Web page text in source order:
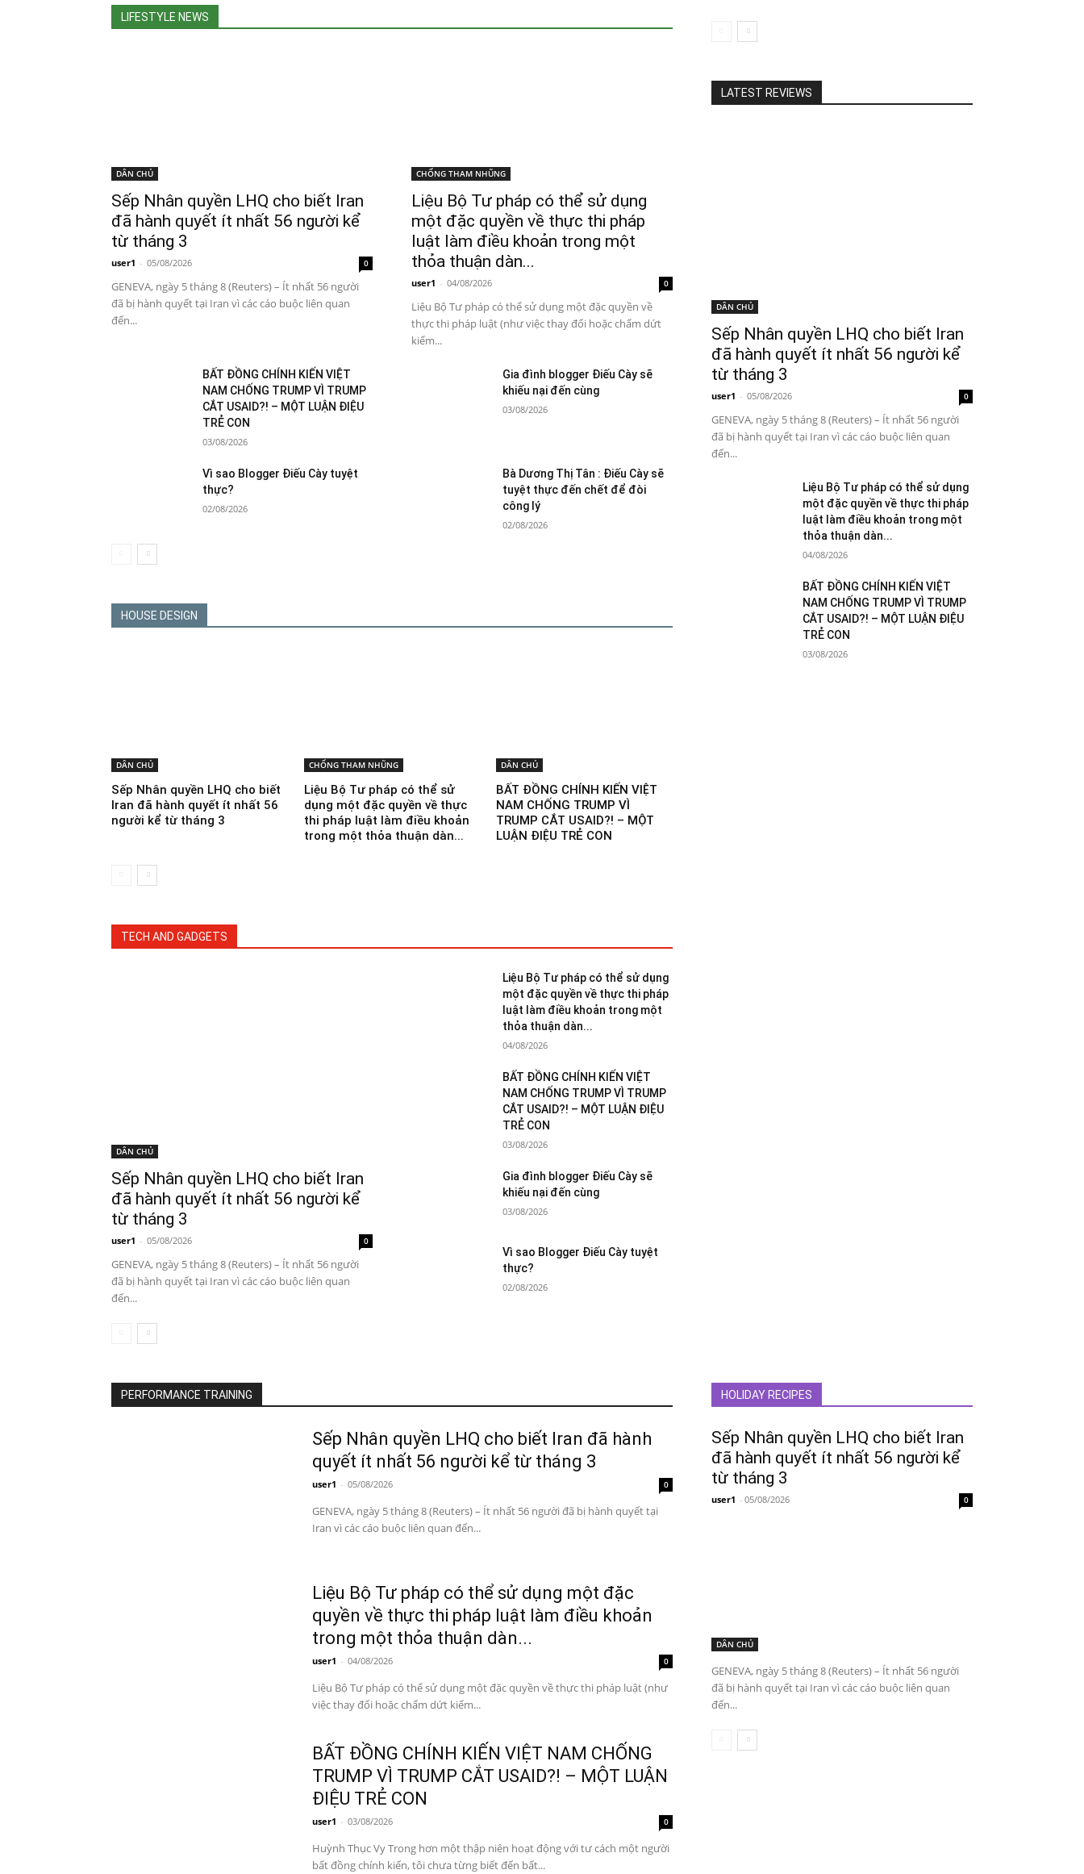
LIFESTYLE NEWS
DÂN CHỦ
Sếp Nhân quyền LHQ cho biết Iran
đã hành quyết ít nhất 56 người kể
từ tháng 3
user1 - 05/08/2026 0
GENEVA, ngày 5 tháng 8 (Reuters) – Ít nhất 56 người
đã bị hành quyết tại Iran vì các cáo buộc liên quan
đến...
CHỐNG THAM NHŨNG
Liệu Bộ Tư pháp có thể sử dụng
một đặc quyền về thực thi pháp
luật làm điều khoản trong một
thỏa thuận dàn...
user1 - 04/08/2026 0
Liệu Bộ Tư pháp có thể sử dụng một đặc quyền về
thực thi pháp luật (như việc thay đổi hoặc chấm dứt
kiểm...
BẤT ĐỒNG CHÍNH KIẾN VIỆT
NAM CHỐNG TRUMP VÌ TRUMP
CẮT USAID?! – MỘT LUẬN ĐIỆU
TRẺ CON
03/08/2026
Gia đình blogger Điếu Cày sẽ
khiếu nại đến cùng
03/08/2026
Vì sao Blogger Điếu Cày tuyệt
thực?
02/08/2026
Bà Dương Thị Tân : Điếu Cày sẽ
tuyệt thực đến chết để đòi
công lý
02/08/2026
HOUSE DESIGN
DÂN CHỦ
Sếp Nhân quyền LHQ cho biết
Iran đã hành quyết ít nhất 56
người kể từ tháng 3
CHỐNG THAM NHŨNG
Liệu Bộ Tư pháp có thể sử
dụng một đặc quyền về thực
thi pháp luật làm điều khoản
trong một thỏa thuận dàn...
DÂN CHỦ
BẤT ĐỒNG CHÍNH KIẾN VIỆT
NAM CHỐNG TRUMP VÌ
TRUMP CẮT USAID?! – MỘT
LUẬN ĐIỆU TRẺ CON
TECH AND GADGETS
DÂN CHỦ
Sếp Nhân quyền LHQ cho biết Iran
đã hành quyết ít nhất 56 người kể
từ tháng 3
user1 - 05/08/2026 0
GENEVA, ngày 5 tháng 8 (Reuters) – Ít nhất 56 người
đã bị hành quyết tại Iran vì các cáo buộc liên quan
đến...
Liệu Bộ Tư pháp có thể sử dụng
một đặc quyền về thực thi pháp
luật làm điều khoản trong một
thỏa thuận dàn...
04/08/2026
BẤT ĐỒNG CHÍNH KIẾN VIỆT
NAM CHỐNG TRUMP VÌ TRUMP
CẮT USAID?! – MỘT LUẬN ĐIỆU
TRẺ CON
03/08/2026
Gia đình blogger Điếu Cày sẽ
khiếu nại đến cùng
03/08/2026
Vì sao Blogger Điếu Cày tuyệt
thực?
02/08/2026
LATEST REVIEWS
DÂN CHỦ
Sếp Nhân quyền LHQ cho biết Iran
đã hành quyết ít nhất 56 người kể
từ tháng 3
user1 - 05/08/2026 0
GENEVA, ngày 5 tháng 8 (Reuters) – Ít nhất 56 người
đã bị hành quyết tại Iran vì các cáo buộc liên quan
đến...
Liệu Bộ Tư pháp có thể sử dụng
một đặc quyền về thực thi pháp
luật làm điều khoản trong một
thỏa thuận dàn...
04/08/2026
BẤT ĐỒNG CHÍNH KIẾN VIỆT
NAM CHỐNG TRUMP VÌ TRUMP
CẮT USAID?! – MỘT LUẬN ĐIỆU
TRẺ CON
03/08/2026
PERFORMANCE TRAINING
Sếp Nhân quyền LHQ cho biết Iran đã hành
quyết ít nhất 56 người kể từ tháng 3
user1 - 05/08/2026 0
GENEVA, ngày 5 tháng 8 (Reuters) – Ít nhất 56 người đã bị hành quyết tại
Iran vì các cáo buộc liên quan đến...
Liệu Bộ Tư pháp có thể sử dụng một đặc
quyền về thực thi pháp luật làm điều khoản
trong một thỏa thuận dàn...
user1 - 04/08/2026 0
Liệu Bộ Tư pháp có thể sử dụng một đặc quyền về thực thi pháp luật (như
việc thay đổi hoặc chấm dứt kiểm...
BẤT ĐỒNG CHÍNH KIẾN VIỆT NAM CHỐNG
TRUMP VÌ TRUMP CẮT USAID?! – MỘT LUẬN
ĐIỆU TRẺ CON
user1 - 03/08/2026 0
Huỳnh Thục Vy Trong hơn một thập niên hoạt động với tư cách một người
bất đồng chính kiến, tôi chưa từng biết đến bất...
HOLIDAY RECIPES
Sếp Nhân quyền LHQ cho biết Iran
đã hành quyết ít nhất 56 người kể
từ tháng 3
user1 - 05/08/2026 0
DÂN CHỦ
GENEVA, ngày 5 tháng 8 (Reuters) – Ít nhất 56 người
đã bị hành quyết tại Iran vì các cáo buộc liên quan
đến...